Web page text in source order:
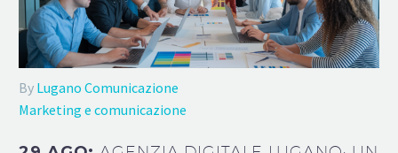
By Lugano Comunicazione
Marketing e comunicazione